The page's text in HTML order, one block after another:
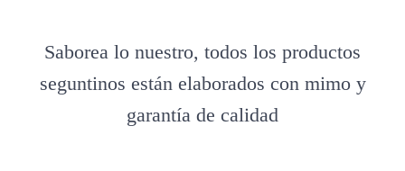
Saborea lo nuestro, todos los productos
seguntinos están elaborados con mimo y
garantía de calidad